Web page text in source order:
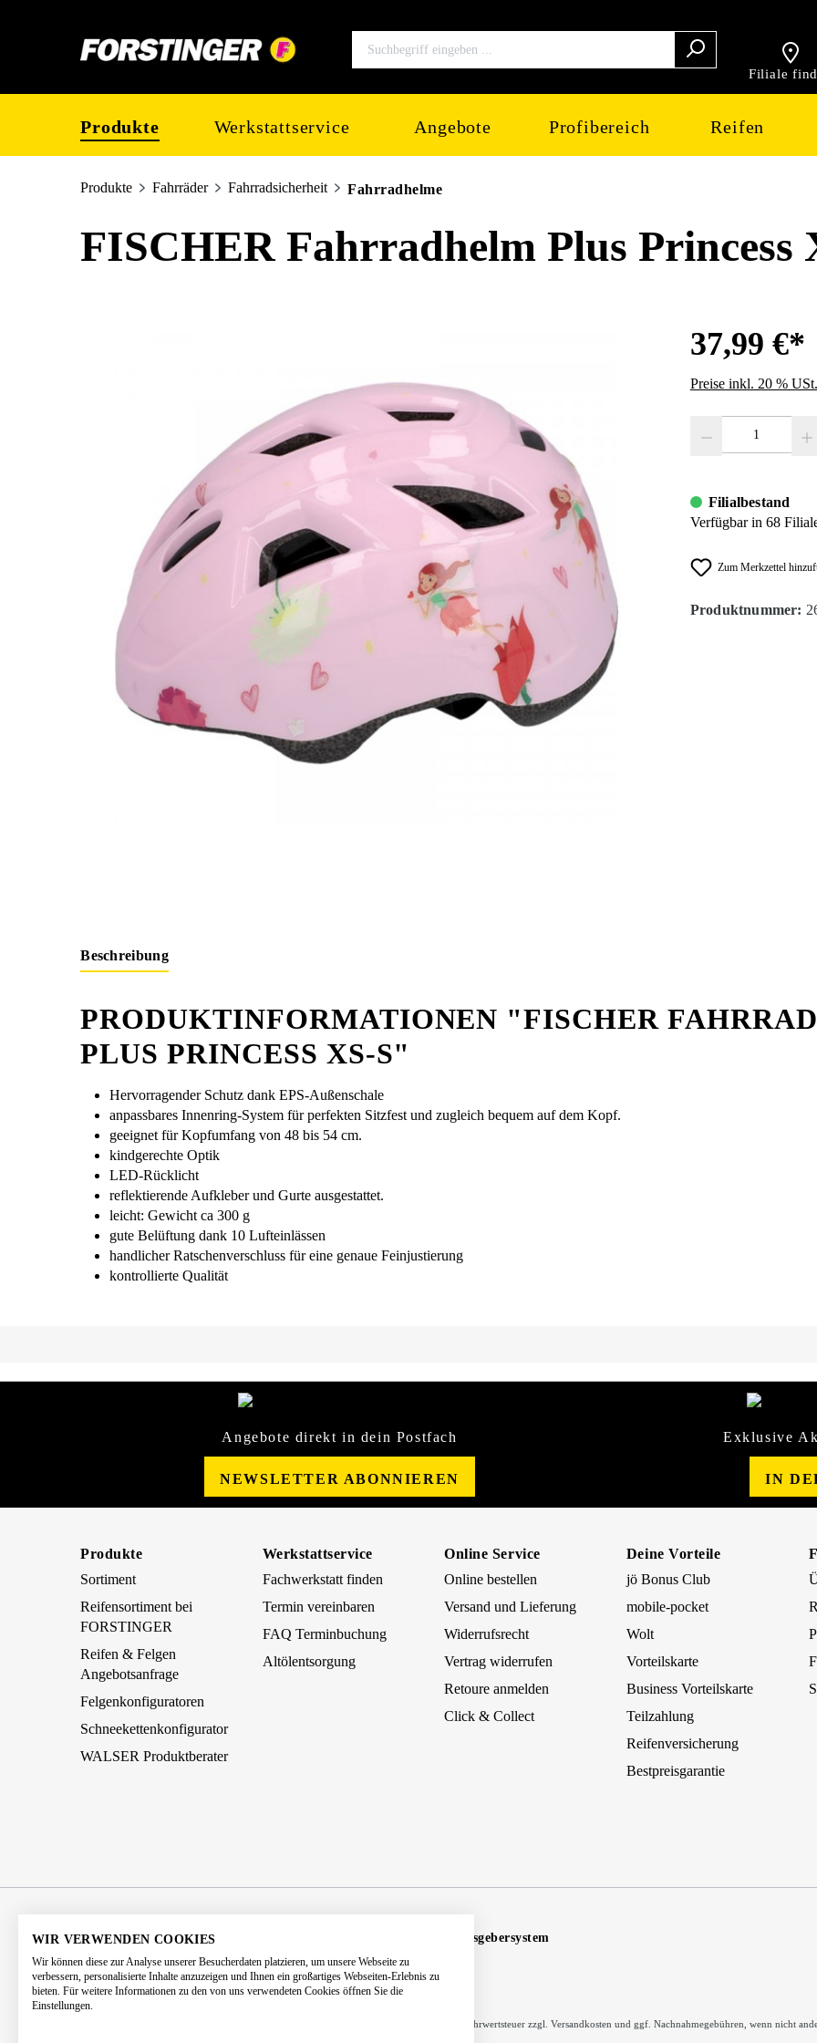
Filiale
Produkte Werkstattservice Angebote Profibereich Reifen
Produkte Fahrräder Fahrradsicherheit Fahrradhelme
FISCHER Fahrradhelm Plus Princess
37,99 €*
Preise inkl. 20 %
Filialbestand
Verfügbar in 68
Zum Merkzettel
Produktnummer:
Beschreibung
PRODUKTINFORMATIONEN "FISCHER
PLUS PRINCESS XS-S"
Hervorragender Schutz dank EPS-Außenschale
anpassbares Innenring-System für perfekten Sitzfest und zugleich bequem auf dem Kopf.
geeignet für Kopfumfang von 48 bis 54 cm.
kindgerechte Optik
LED-Rücklicht
reflektierende Aufkleber und Gurte ausgestattet.
leicht: Gewicht ca 300 g
gute Belüftung dank 10 Lufteinlässen
handlicher Ratschenverschluss für eine genaue Feinjustierung
kontrollierte Qualität
Angebote direkt in dein Postfach
NEWSLETTER ABONNIEREN
Exklusive
IN
Produkte
Sortiment
Reifensortiment bei
FORSTINGER
Reifen & Felgen
Angebotsanfrage
Felgenkonfiguratoren
Schneekettenkonfigurator
WALSER Produktberater
Werkstattservice
Fachwerkstatt finden
Termin vereinbaren
FAQ Terminbuchung
Altölentsorgung
Online Service
Online bestellen
Versand und Lieferung
Widerrufsrecht
Vertrag widerrufen
Retoure anmelden
Click & Collect
Deine Vorteile
jö Bonus Club
mobile-pocket
Wolt
Vorteilskarte
Business Vorteilskarte
Teilzahlung
Reifenversicherung
Bestpreisgarantie
AGB Impressum
Hinweisgebersystem
Barrierefreiheitserklärung
Kontakt
* Alle Preise inkl. gesetzl. Mehrwertsteuer zzgl. Versandkosten und ggf. Nachnahmegebühren, wenn nicht
WIR VERWENDEN COOKIES
Wir können diese zur Analyse unserer Besucherdaten platzieren, um unsere Webseite zu
verbessern, personalisierte Inhalte anzuzeigen und Ihnen ein großartiges Webseiten-Erlebnis zu
bieten. Für weitere Informationen zu den von uns verwendeten Cookies öffnen Sie die
Einstellungen.